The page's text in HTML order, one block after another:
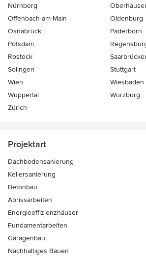
Nürnberg
Offenbach-am-Main
Oldenburg
Osnabrück
Paderborn
Potsdam
Rostock
Solingen
Stuttgart
Wien
Wiesbaden
Wuppertal
Würzburg
Zürich
Projektart
Dachbodensanierung
Kellersanierung
Betonbau
Abrissarbeiten
Energieeffizienzhäuser
Fundamentarbeiten
Garagenbau
Nachhaltiges Bauen